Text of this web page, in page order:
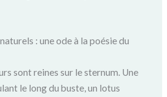
: une ode à la poésie du
sont reines sur le sternum. Une
le long du buste, un lotus